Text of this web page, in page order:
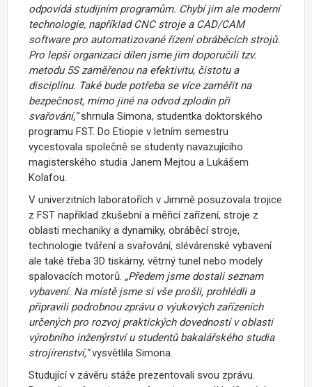
odpovídá studijním programům. Chybí jim ale moderní
technologie, například CNC stroje a CAD/CAM
software pro automatizované řízení obráběcích strojů.
Pro lepší organizaci dílen jsme jim doporučili tzv.
metodu 5S zaměřenou na efektivitu, čistotu a
disciplínu. Také bude potřeba se více zaměřit na
bezpečnost, mimo jiné na odvod zplodin při
svařování,“shrnula Simona, studentka doktorského
programu FST. Do Etiopie v letním semestru
vycestovala společně se studenty navazujícího
magisterského studia Janem Mejtou a Lukášem
Kolafou.
V univerzitních laboratořích v Jimmě posuzovala trojice
z FST například zkušební a měřicí zařízení, stroje z
oblasti mechaniky a dynamiky, obráběcí stroje,
technologie tváření a svařování, slévárenské vybavení
ale také třeba 3D tiskárny, větrný tunel nebo modely
spalovacích motorů. „Předem jsme dostali seznam
vybavení. Na místě jsme si vše prošli, prohlédli a
připravili podrobnou zprávu o výukových zařízeních
určených pro rozvoj praktických dovedností v oblasti
výrobního inženýrství u studentů bakalářského studia
strojírenství,“vysvětlila Simona.
Studující v závěru stáže prezentovali svou zprávu.